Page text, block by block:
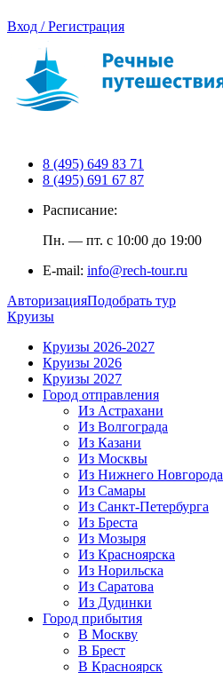
Вход / Регистрация
8 (495) 649 83 71
8 (495) 691 67 87
Расписание:
Пн. — пт. с 10:00 до 19:00
E-mail: info@rech-tour.ru
АвторизацияПодобрать тур
Круизы
Круизы 2026-2027
Круизы 2026
Круизы 2027
Город отправления
Из Астрахани
Из Волгограда
Из Казани
Из Москвы
Из Нижнего Новгорода
Из Самары
Из Санкт-Петербурга
Из Бреста
Из Мозыря
Из Красноярска
Из Норильска
Из Саратова
Из Дудинки
Город прибытия
В Москву
В Брест
В Красноярск